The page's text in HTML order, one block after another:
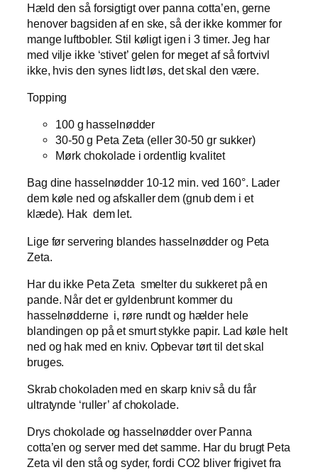
Hæld den så forsigtigt over panna cotta’en, gerne
henover bagsiden af en ske, så der ikke kommer for
mange luftbobler. Stil køligt igen i 3 timer. Jeg har
med vilje ikke ‘stivet’ gelen for meget af så fortvivl
ikke, hvis den synes lidt løs, det skal den være.
Topping
100 g hasselnødder
30-50 g Peta Zeta (eller 30-50 gr sukker)
Mørk chokolade i ordentlig kvalitet
Bag dine hasselnødder 10-12 min. ved 160°. Lader
dem køle ned og afskaller dem (gnub dem i et
klæde). Hak dem let.
Lige før servering blandes hasselnødder og Peta
Zeta.
Har du ikke Peta Zeta smelter du sukkeret på en
pande. Når det er gyldenbrunt kommer du
hasselnødderne i, røre rundt og hælder hele
blandingen op på et smurt stykke papir. Lad køle helt
ned og hak med en kniv. Opbevar tørt til det skal
bruges.
Skrab chokoladen med en skarp kniv så du får
ultratynde ‘ruller’ af chokolade.
Drys chokolade og hasselnødder over Panna
cotta’en og server med det samme. Har du brugt Peta
Zeta vil den stå og syder, fordi CO2 bliver frigivet fra